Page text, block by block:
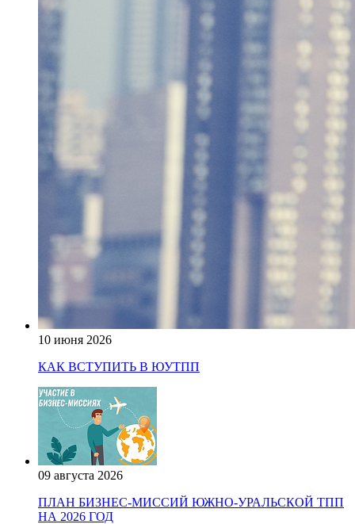
10 июня 2026
КАК ВСТУПИТЬ В ЮУТПП
09 августа 2026
ПЛАН БИЗНЕС-МИССИЙ ЮЖНО-УРАЛЬСКОЙ ТПП
НА 2026 ГОД